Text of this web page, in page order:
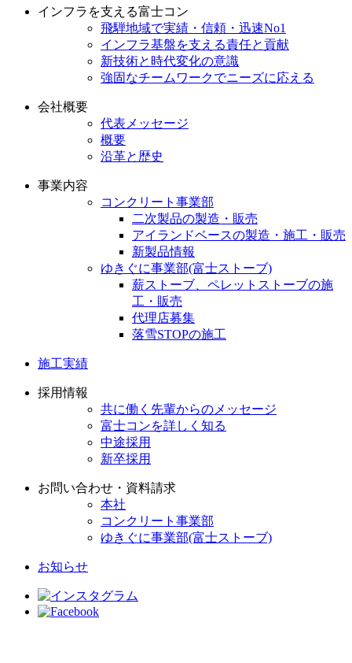
インフラを支える富士コン
飛騨地域で実績・信頼・迅速No1
インフラ基盤を支える責任と貢献
新技術と時代変化の意識
強固なチームワークでニーズに応える
会社概要
代表メッセージ
概要
沿革と歴史
事業内容
コンクリート事業部
二次製品の製造・販売
アイランドベースの製造・施工・販売
新製品情報
ゆきぐに事業部(富士ストーブ)
薪ストーブ、ペレットストーブの施
工・販売
代理店募集
落雪STOPの施工
施工実績
採用情報
共に働く先輩からのメッセージ
富士コンを詳しく知る
中途採用
新卒採用
お問い合わせ・資料請求
本社
コンクリート事業部
ゆきぐに事業部(富士ストーブ)
お知らせ